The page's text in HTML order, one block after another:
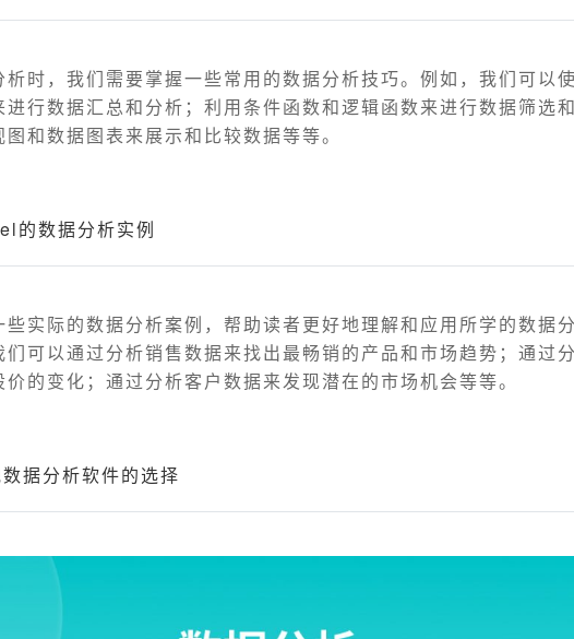
析时，我们需要掌握一些常用的数据分析技巧。例如，我们可以
行数据汇总和分析；利用条件函数和逻辑函数来进行数据筛选和
和数据图表来展示和比较数据等等。
的数据分析实例
些实际的数据分析案例，帮助读者更好地理解和应用所学的数据
们可以通过分析销售数据来找出最畅销的产品和市场趋势；通过
的变化；通过分析客户数据来发现潜在的市场机会等等。
据分析软件的选择